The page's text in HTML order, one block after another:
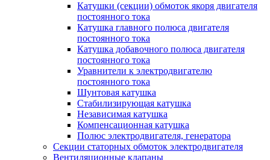
Катушки (секции) обмоток якоря двигателя
постоянного тока
Катушка главного полюса двигателя
постоянного тока
Катушка добавочного полюса двигателя
постоянного тока
Уравнители к электродвигателю
постоянного тока
Шунтовая катушка
Стабилизирующая катушка
Независимая катушка
Компенсационная катушка
Полюс электродвигателя, генератора
Секции статорных обмоток электродвигателя
Вентиляционные клапаны